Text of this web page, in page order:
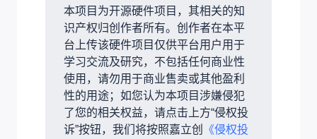
本项目为开源硬件项目，其相关的知
识产权归创作者所有。创作者在本平
台上传该硬件项目仅供平台用户用于
学习交流及研究，不包括任何商业性
使用，请勿用于商业售卖或其他盈利
性的用途；如您认为本项目涉嫌侵犯
了您的相关权益，请点击上方“侵权投
诉”按钮，我们将按照嘉立创
《侵权投